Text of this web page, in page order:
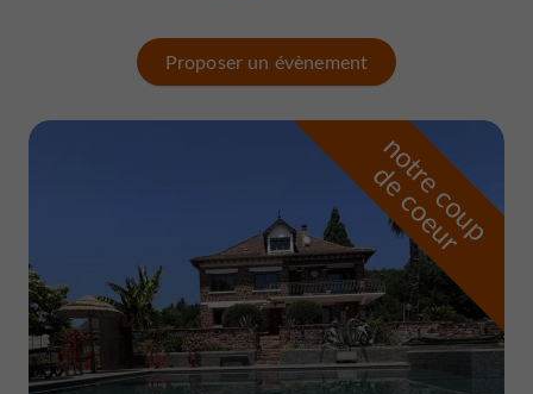
Proposer un évènement
n
o
t
r
e
c
o
u
p
d
e
c
o
e
u
r